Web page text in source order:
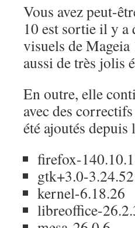
Vous avez peut-
10 est sortie il y
visuels de
aussi de très jolis
En outre, elle
avec des
été ajoutés
firefox-140.10.1
gtk+3.0-3.24.52
kernel-6.18.26
libreoffice-